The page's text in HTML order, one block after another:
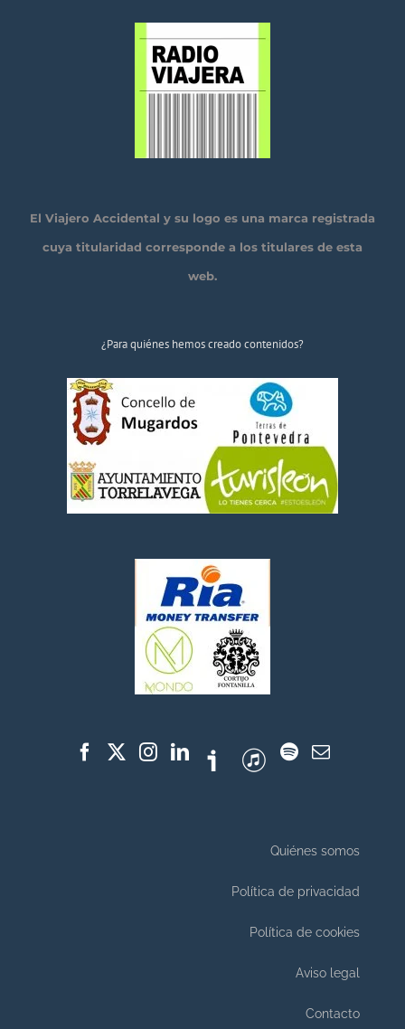
El Viajero Accidental y su logo es una marca registrada
cuya titularidad corresponde a los titulares de esta
web.
¿Para quiénes hemos creado contenidos?
Quiénes somos
Política de privacidad
Política de cookies
Aviso legal
Contacto